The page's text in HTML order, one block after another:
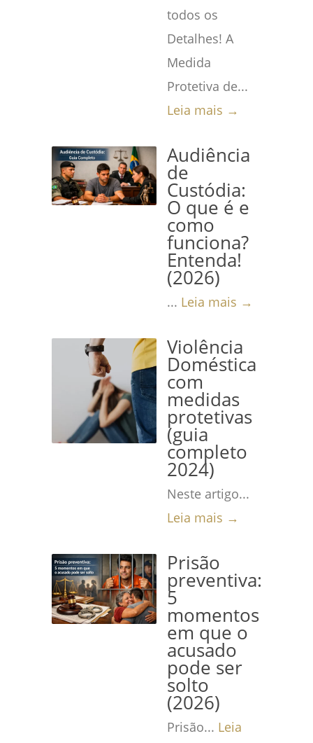
todos os
Detalhes! A
Medida
Protetiva de...
Leia mais →
Audiência
de
Custódia:
O que é e
como
funciona?
Entenda!
(2026)
... Leia mais →
Violência
Doméstica
com
medidas
protetivas
(guia
completo
2024)
Neste artigo...
Leia mais →
Prisão
preventiva:
5
momentos
em que o
acusado
pode ser
solto
(2026)
Prisão... Leia